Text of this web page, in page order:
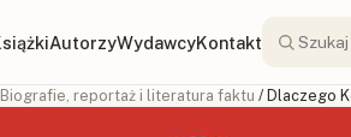
AutorzyWydawcyKontakt
Biografie, reportaż i literatura faktu / Dlaczego